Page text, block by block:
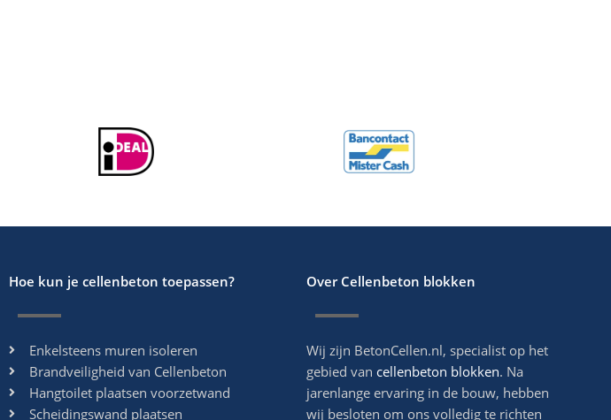
Hoe kun je cellenbeton toepassen?
Enkelsteens muren isoleren
Brandveiligheid van Cellenbeton
Hangtoilet plaatsen voorzetwand
Scheidingswand plaatsen
Over Cellenbeton blokken
Wij zijn BetonCellen.nl, specialist op het
gebied van cellenbeton blokken. Na
jarenlange ervaring in de bouw, hebben
wij besloten om ons volledig te richten